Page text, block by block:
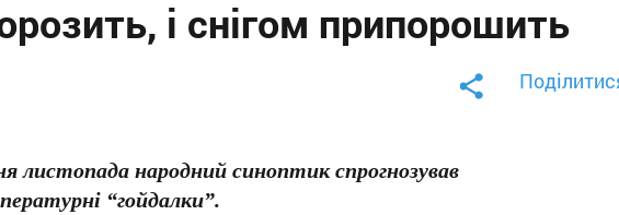
і снігом припорошить
народний синоптик спрогнозував
“гойдалки”.